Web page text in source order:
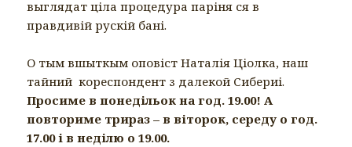
выглядат ціла процедура паріня ся в
правдивій рускій бані.
О тым вшыткым оповіст Наталія Ціолка, наш
тайний кореспондент з далекой Сибериі.
Просиме в понедільок на год. 19.00! А
повториме трираз – в віторок, середу о год.
17.00 і в неділю о 19.00.